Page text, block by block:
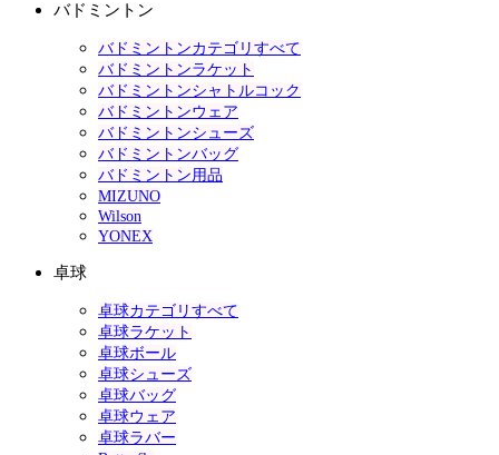
バドミントン
バドミントンカテゴリすべて
バドミントンラケット
バドミントンシャトルコック
バドミントンウェア
バドミントンシューズ
バドミントンバッグ
バドミントン用品
MIZUNO
Wilson
YONEX
卓球
卓球カテゴリすべて
卓球ラケット
卓球ボール
卓球シューズ
卓球バッグ
卓球ウェア
卓球ラバー